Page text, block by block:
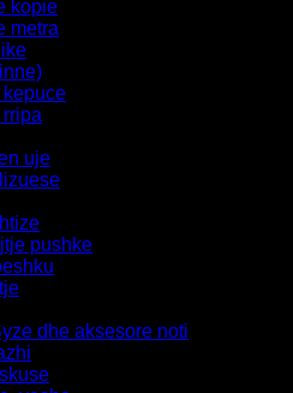
kopie
metra
kepuce
rripa
uje
pushke
dhe aksesore noti